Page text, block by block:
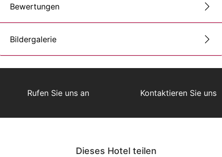
Bewertungen
Bildergalerie
Rufen Sie uns an Kontaktieren Sie uns
Dieses Hotel teilen